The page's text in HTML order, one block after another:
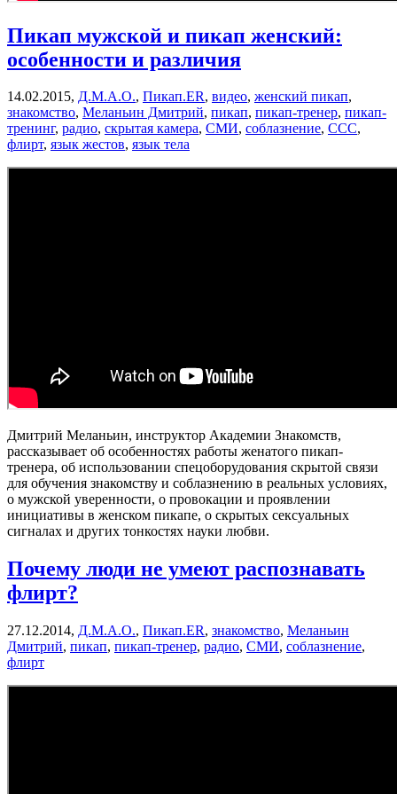
Пикап мужской и пикап женский:
особенности и различия
14.02.2015, Д.М.А.О., Пикап.ER, видео, женский пикап,
знакомство, Меланьин Дмитрий, пикап, пикап-тренер, пикап-
тренинг, радио, скрытая камера, СМИ, соблазнение, ССС,
флирт, язык жестов, язык тела
Дмитрий Меланьин, инструктор Академии Знакомств,
рассказывает об особенностях работы женатого пикап-
тренера, об использовании спецоборудования скрытой связи
для обучения знакомству и соблазнению в реальных условиях,
о мужской уверенности, о провокации и проявлении
инициативы в женском пикапе, о скрытых сексуальных
сигналах и других тонкостях науки любви.
Почему люди не умеют распознавать
флирт?
27.12.2014, Д.М.А.О., Пикап.ER, знакомство, Меланьин
Дмитрий, пикап, пикап-тренер, радио, СМИ, соблазнение,
флирт